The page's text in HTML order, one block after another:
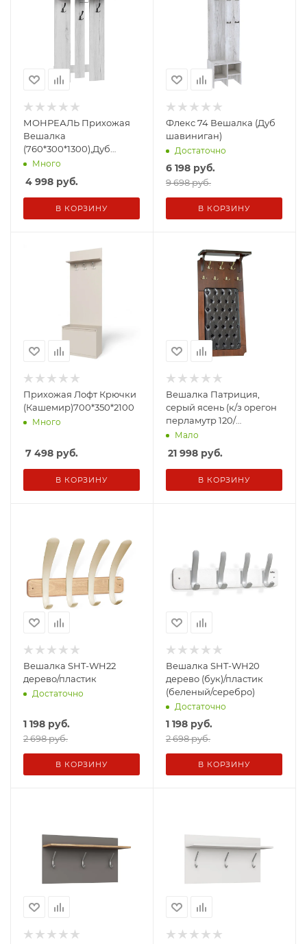
МОНРЕАЛЬ Прихожая
Вешалка
(760*300*1300),Дуб
Канадский
Много
4 998 руб.
В КОРЗИНУ
Флекс 74 Вешалка (Дуб
шавиниган)
Достаточно
6 198 руб.
9 698 руб.
В КОРЗИНУ
Прихожая Лофт Крючки
(Кашемир)700*350*2100
Много
7 498 руб.
В КОРЗИНУ
Вешалка Патриция,
серый ясень (к/з орегон
перламутр 120/
Коричневый)
Мало
21 998 руб.
В КОРЗИНУ
Вешалка SHT-WH22
дерево/пластик
Достаточно
1 198 руб.
2 698 руб.
В КОРЗИНУ
Вешалка SHT-WH20
дерево (бук)/пластик
(беленый/серебро)
Достаточно
1 198 руб.
2 698 руб.
В КОРЗИНУ